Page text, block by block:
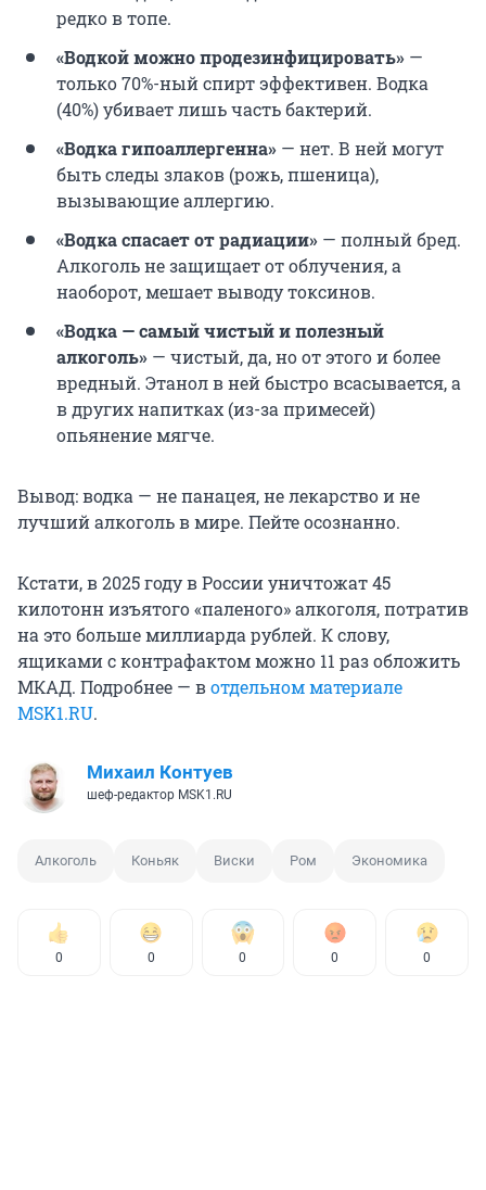
редко в топе.
«Водкой можно продезинфицировать» —
только 70%-ный спирт эффективен. Водка
(40%) убивает лишь часть бактерий.
«Водка гипоаллергенна» — нет. В ней могут
быть следы злаков (рожь, пшеница),
вызывающие аллергию.
«Водка спасает от радиации» — полный бред.
Алкоголь не защищает от облучения, а
наоборот, мешает выводу токсинов.
«Водка — самый чистый и полезный
алкоголь» — чистый, да, но от этого и более
вредный. Этанол в ней быстро всасывается, а
в других напитках (из-за примесей)
опьянение мягче.
Вывод: водка — не панацея, не лекарство и не
лучший алкоголь в мире. Пейте осознанно.
Кстати, в 2025 году в России уничтожат 45
килотонн изъятого «паленого» алкоголя, потратив
на это больше миллиарда рублей. К слову,
ящиками с контрафактом можно 11 раз обложить
МКАД. Подробнее — вотдельном материале
MSK1.RU.
Михаил Контуев
шеф-редактор MSK1.RU
Алкоголь Коньяк Виски Ром Экономика
0 0 0 0 0